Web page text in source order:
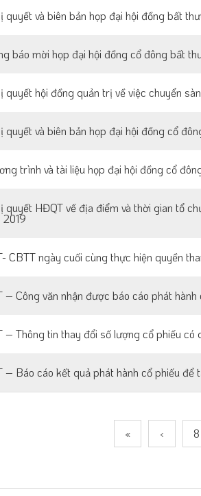
quyết và biên bản họp đại hội đồng bất
báo mời họp đại hội đồng cổ đông bất
quyết hội đồng quản trị về việc chuyển
quyết và biên bản họp đại hội đồng cổ
trình và tài liệu họp đại hội đồng cổ
quyết HĐQT về địa điểm và thời gian tổ
2019
CBTT ngày cuối cùng thực hiện quyền
– Công văn nhận được báo cáo phát
– Thông tin thay đổi số lượng cổ phiếu có
– Báo cáo kết quả phát hành cổ phiếu để
« ‹ 8